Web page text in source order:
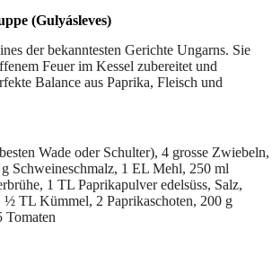
(Gulyásleves)
der bekanntesten Gerichte Ungarns. Sie
Feuer im Kessel zubereitet und
Balance aus Paprika, Fleisch und
Wade oder Schulter), 4 grosse Zwiebeln,
Schweineschmalz, 1 EL Mehl, 250 ml
1 TL Paprikapulver edelsüss, Salz,
TL Kümmel, 2 Paprikaschoten, 200 g
Tomaten